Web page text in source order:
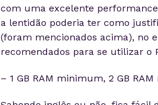
com uma excelente
a lentidão poderia ter como
(foram mencionados acima), no
recomendados para se utilizar o
– 1 GB RAM minimum, 2 GB